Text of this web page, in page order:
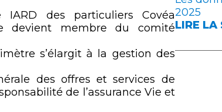
IARD des particuliers Covéa
devient membre du comité
s’élargit à la gestion des
des offres et services de
de l’assurance Vie et
2025
LIRE LA
:
DE